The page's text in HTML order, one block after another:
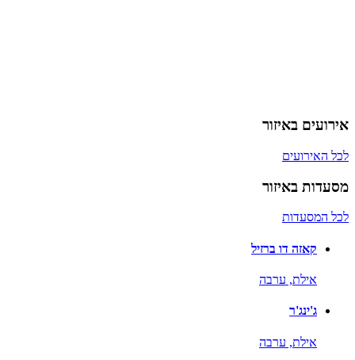
אירועים באיזור
לכל האירועים
מסעדות באיזור
לכל המסעדות
קאזה דו ברזיל
אילת, ערבה
ג'ינג'ר
אילת, ערבה